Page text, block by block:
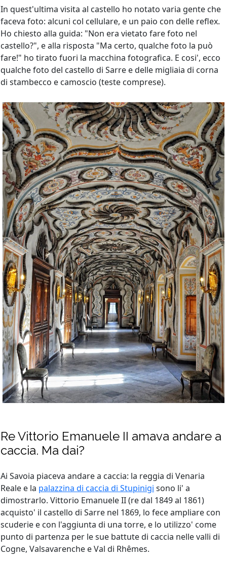
In quest'ultima visita al castello ho notato varia gente che
faceva foto: alcuni col cellulare, e un paio con delle reflex.
Ho chiesto alla guida: "Non era vietato fare foto nel
castello?", e alla risposta "Ma certo, qualche foto la può
fare!" ho tirato fuori la macchina fotografica. E cosi', ecco
qualche foto del castello di Sarre e delle migliaia di corna
di stambecco e camoscio (teste comprese).
Re Vittorio Emanuele II amava andare a
caccia. Ma dai?
Ai Savoia piaceva andare a caccia: la reggia di Venaria
Reale e la palazzina di caccia di Stupinigi sono li' a
dimostrarlo. Vittorio Emanuele II (re dal 1849 al 1861)
acquisto' il castello di Sarre nel 1869, lo fece ampliare con
scuderie e con l'aggiunta di una torre, e lo utilizzo' come
punto di partenza per le sue battute di caccia nelle valli di
Cogne, Valsavarenche e Val di Rhêmes.